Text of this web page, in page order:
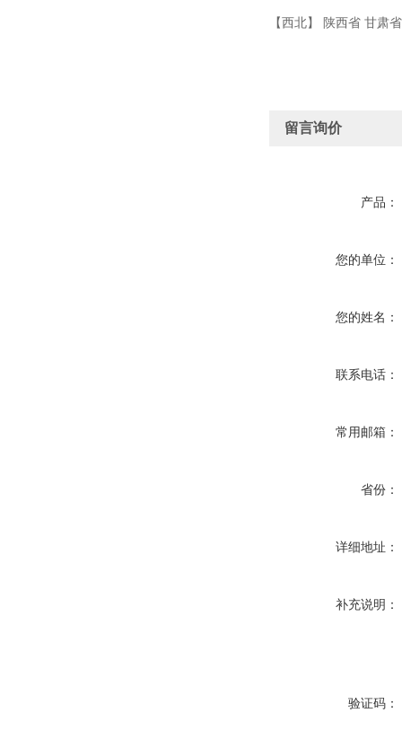
【西北】 陕西省 甘肃
留言询价
产品：
您的单位：
您的姓名：
联系电话：
常用邮箱：
省份：
详细地址：
补充说明：
验证码：